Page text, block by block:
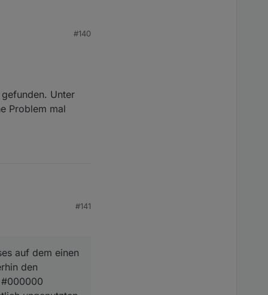
#140
Unter
Problem mal
einen Tablet
Schleier
0.4). Dieses kriege
#141
auf dem einen
den
#000000